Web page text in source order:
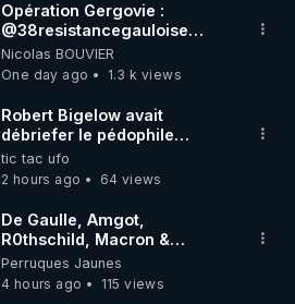
Opération Gergovie :
‪@38resistancegauloise‬
‪@MarionSigautOfficiel‬
‪@gladysriifard5710‬ Laëtitia
Nicolas BOUVIER
One day ago
1.3 k views
Robert Bigelow avait
débriefer le pédophile
génocidaire de donald j
trump
tic tac ufo
2 hours ago
64 views
De Gaulle, Amgot,
R0thschild, Macron &
Pompidou… Macron Claude
Janvier, GPTV, 18 X 2024
Perruques Jaunes
4 hours ago
115 views